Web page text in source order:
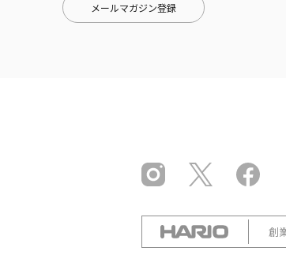
メールマガジン登録
創